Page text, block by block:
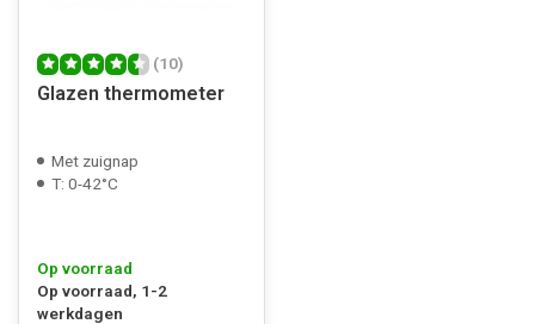
(10)
Glazen thermometer
Met zuignap
T: 0-42°C
Op voorraad
Op voorraad, 1-2
werkdagen